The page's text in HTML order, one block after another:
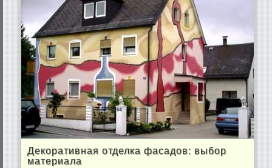
Декоративная отделка фасадов: выбор
материала